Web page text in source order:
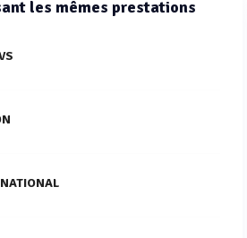
les mêmes prestations